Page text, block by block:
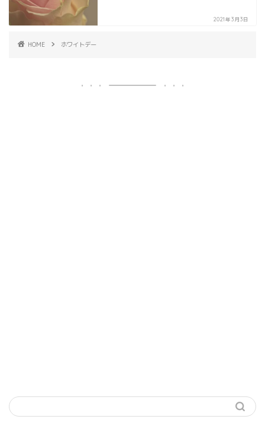
2021年3月3日
HOME ホワイトデー